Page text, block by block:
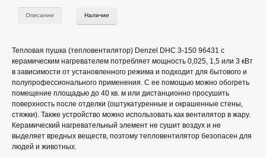
Описание Наличие
Тепловая пушка (тепловентилятор) Denzel DHC 3-150 96431 с
керамическим нагревателем потребляет мощность 0,025, 1,5 или 3 кВт
в зависимости от установленного режима и подходит для бытового и
полупрофессионального применения. С ее помощью можно обогреть
помещение площадью до 40 кв. м или дистанционно просушить
поверхность после отделки (оштукатуренные и окрашенные стены,
стяжки). Также устройство можно использовать как вентилятор в жару.
Керамический нагревательный элемент не сушит воздух и не
выделяет вредных веществ, поэтому тепловентилятор безопасен для
людей и животных.